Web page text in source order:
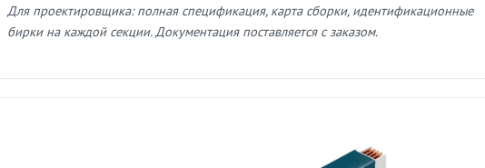
Для проектировщика: полная спецификация, карта сборки, идентификационные
бирки на каждой секции. Документация поставляется с заказом.